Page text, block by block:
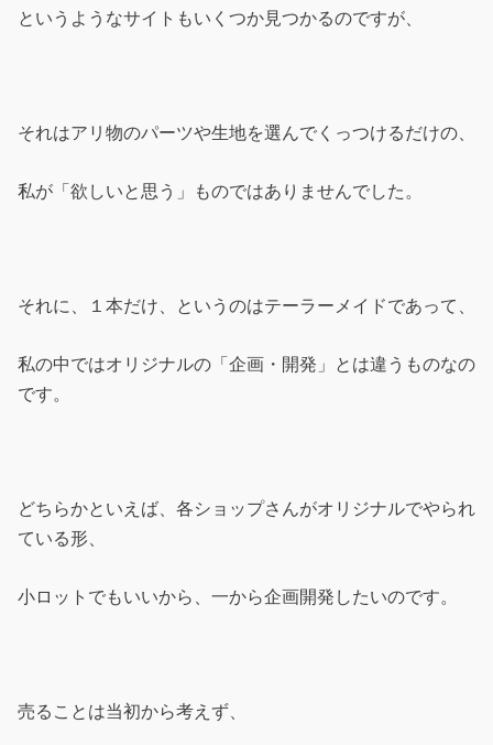
というようなサイトもいくつか見つかるのですが、
それはアリ物のパーツや生地を選んでくっつけるだけの、
私が「欲しいと思う」ものではありませんでした。
それに、１本だけ、というのはテーラーメイドであって、
私の中ではオリジナルの「企画・開発」とは違うものなの
です。
どちらかといえば、各ショップさんがオリジナルでやられ
ている形、
小ロットでもいいから、一から企画開発したいのです。
売ることは当初から考えず、